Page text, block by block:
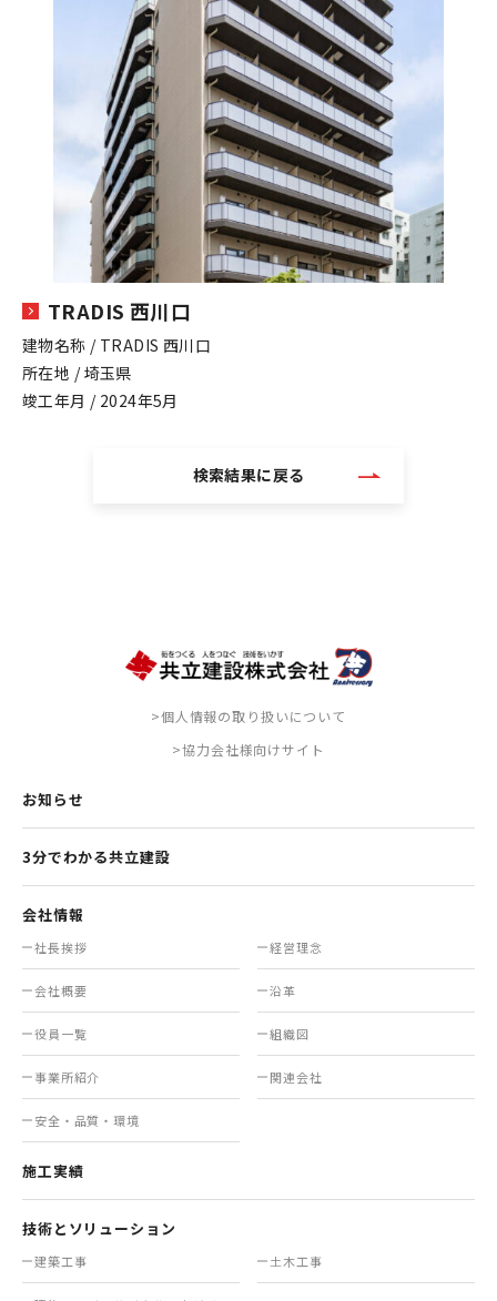
TRADIS 西川口
建物名称 / TRADIS 西川口
所在地 / 埼玉県
竣工年月 / 2024年5月
検索結果に戻る
>個人情報の取り扱いについて
>協力会社様向けサイト
お知らせ
3分でわかる共立建設
会社情報
社長挨拶 経営理念
会社概要 沿革
役員一覧 組織図
事業所紹介 関連会社
安全・品質・環境
施工実績
技術とソリューション
建築工事 土木工事